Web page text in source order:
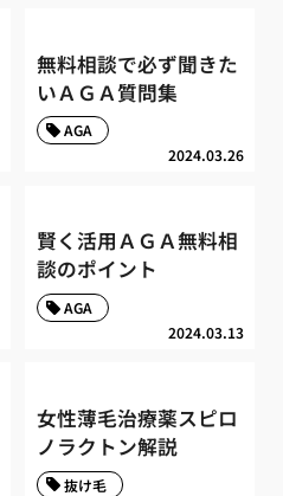
無料相談で必ず聞きた
いＡＧＡ質問集
2024.03.26
AGA
賢く活用ＡＧＡ無料相
談のポイント
2024.03.13
AGA
女性薄毛治療薬スピロ
ノラクトン解説
抜け毛